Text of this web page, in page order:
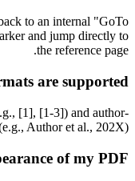
to an internal "GoTo
and jump directly to
the reference page.
are supported?
[1], [1-3]) and author-
Author et al., 202X).
of my PDF?